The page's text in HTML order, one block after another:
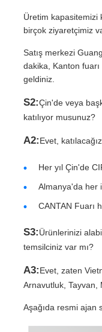
Üretim kapasitemizi
birçok ziyaretçimiz
Satış merkezi
dakika, Kanton
geldiniz.
S2:Çin'de veya
katılıyor musunuz?
A2:Evet,
Her yıl Çin'de
Almanya'da her
CANTAN Fuarı
S3:Ürünlerinizi
temsilciniz var mı?
A3:Evet, zaten
Arnavutluk, Tayvan,
Aşağıda resmi ajan